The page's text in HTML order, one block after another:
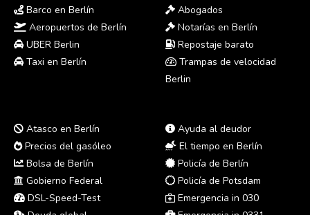
Barco en Berlín
Aeropuertos de Berlín
UBER Berlin
Taxi en Berlín
Abogados
Notarías en Berlín
Repostaje barato
Trampas de velocidad
Berlin
Atasco en Berlín
Precios del gasóleo
Bolsa de Berlín
Gobierno Federal
DSL-Speed-Test
Ayuda al deudor
El tiempo en Berlín
Policía de Berlín
Policía de Potsdam
Emergencia in 030